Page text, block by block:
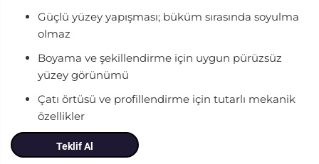
Güçlü yüzey yapışması; büküm sırasında soyulma
olmaz
Boyama ve şekillendirme için uygun pürüzsüz
yüzey görünümü
Çatı örtüsü ve profillendirme için tutarlı mekanik
özellikler
Teklif Al